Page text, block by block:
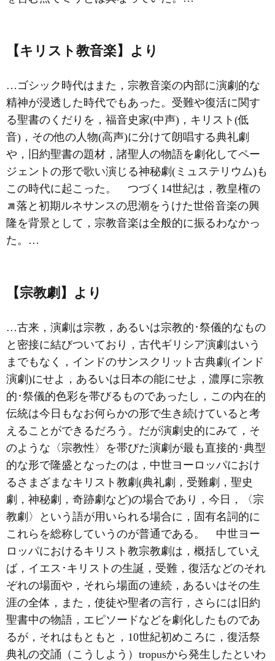
【キリスト教音楽】より
…ゴシック時代はまた，宗教音楽の内部に演劇的な
精神が浸透した時代でもあった。受難や復活に関す
る聖書のくだりを，福音史家(中声)，キリスト(低
音)，その他の人物(高声)に分けて朗唱する典礼劇
や，旧約聖書の題材，諸聖人の物語を劇化してペー
ジェントの形で歌い演じる神秘劇(ミュステリウム)も
この時代に起こった。 つづく14世紀は，教皇権の
落と初期ルネサンスの思潮をうけた世俗音楽の興
隆を背景として，宗教音楽は全般的に振るわなかっ
た。…
【宗教劇】より
…古来，演劇は宗教，あるいは宗教的･祭儀的なもの
と密接に結びついており，古代ギリシア演劇 はいう
までもなく，インドのサンスクリット古典劇(インド
演劇 )にせよ，あるいは日本の能にせよ，濃厚に宗教
的･祭儀的色彩を帯びるものであったし，この内在的
伝統は今日もなお何らかの形で生き続けていると考
えることができるだろう。だが演劇史的にみて，そ
のような〈宗教性〉を帯びた演劇が最も直接的･典型
的な形で隆盛となったのは，中世ヨーロッパにおけ
るさまざまなキリスト教劇(典礼劇，受難劇，聖史
劇，神秘劇，奇跡劇など)の場合であり，今日，〈宗
教劇〉という語が用いられる場合に，固有名詞的に
これらを総称していうのが普通である。 中世ヨー
ロッパにおけるキリスト教宗教劇は，概括していえ
ば， イエス･キリスト の生誕，受難，復活などのそれ
ぞれの場面や，それら場面の連続，あるいはその生
涯の全体，また，使徒や聖者の言行，さらには旧約
聖書中の物語，エピソードなどを劇化したものであ
るが，それはもともと，10世紀初めころに，復活祭
典礼の交誦（こうしよう）tropusから発生したといわ